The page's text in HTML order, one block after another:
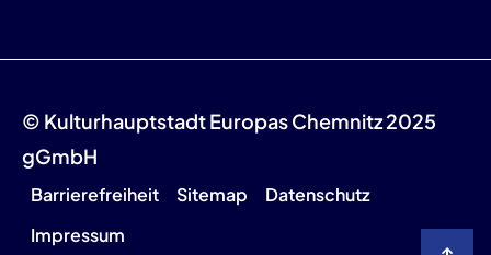
© Kulturhauptstadt Europas Chemnitz 2025
gGmbH
Barrierefreiheit Sitemap
Datenschutz
Impressum